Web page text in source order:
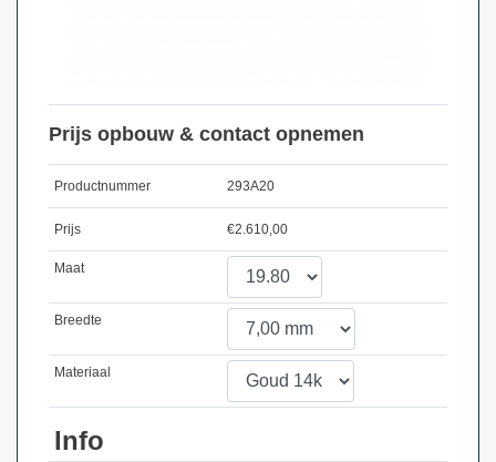
Prijs opbouw & contact opnemen
Productnummer 293A20
Prijs €2.610,00
Maat
Breedte
Materiaal
Info